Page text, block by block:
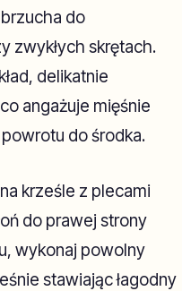
do
zwykłych skrętach.
delikatnie
angażuje mięśnie
do środka.
krześle z plecami
do prawej strony
wykonaj powolny
stawiając łagodny